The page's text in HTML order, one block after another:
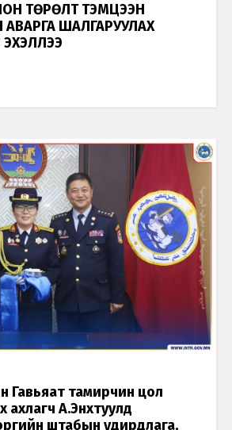
ТӨРӨЛТ ТЭМЦЭЭН
ШАЛГАРУУЛАХ
Гавьяат тамирчин цол
ахлагч А.Энхтуулд
штабын удирдлага,
Хэл солих